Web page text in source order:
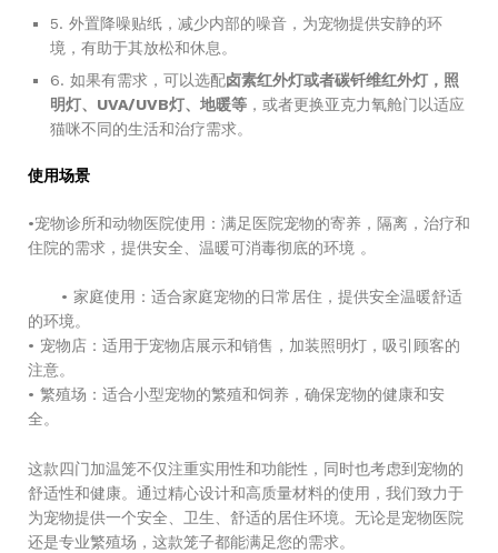
5. 外置降噪贴纸，减少内部的噪音，为宠物提供安静的环
境，有助于其放松和休息。
6. 如果有需求，可以选配卤素红外灯或者碳钎维红外灯，照
明灯、UVA/UVB灯、地暖等 ，或者更换亚克力氧舱门以适应
猫咪不同的生活和治疗需求。
使用场景
•宠物诊所和动物医院使用：满足医院宠物的寄养，隔离，治疗和
住院的需求，提供安全、温暖可消毒彻底的环境 。
• 家庭使用：适合家庭宠物的日常居住，提供安全温暖舒适
的环境。
• 宠物店：适用于宠物店展示和销售，加装照明灯，吸引顾客的
注意。
• 繁殖场：适合小型宠物的繁殖和饲养，确保宠物的健康和安
全。
这款四门加温笼不仅注重实用性和功能性，同时也考虑到宠物的
舒适性和健康。通过精心设计和高质量材料的使用，我们致力于
为宠物提供一个安全、卫生、舒适的居住环境。无论是宠物医院
还是专业繁殖场，这款笼子都能满足您的需求。